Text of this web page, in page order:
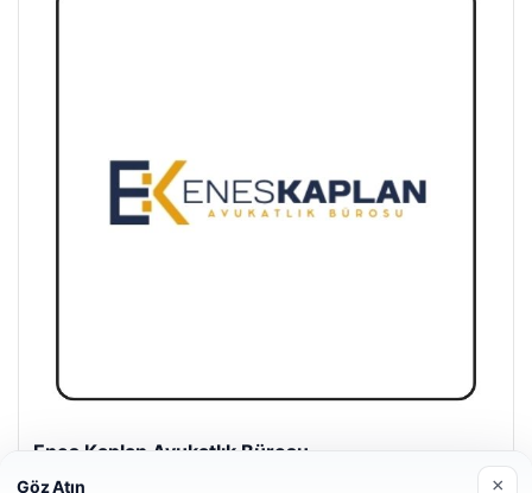
Enes Kaplan Avukatlık Bürosu
28/04/2026
Göz Atın ×